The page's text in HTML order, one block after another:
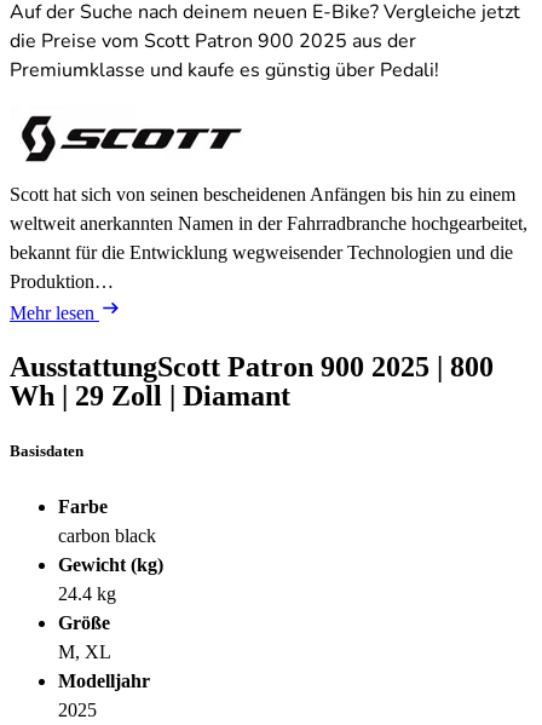
Auf der Suche nach deinem neuen E-Bike? Vergleiche jetzt
die Preise vom Scott Patron 900 2025 aus der
Premiumklasse und kaufe es günstig über Pedali!
Scott hat sich von seinen bescheidenen Anfängen bis hin zu einem
weltweit anerkannten Namen in der Fahrradbranche hochgearbeitet,
bekannt für die Entwicklung wegweisender Technologien und die
Produktion…
Mehr lesen
AusstattungScott Patron 900 2025 | 800
Wh | 29 Zoll | Diamant
Basisdaten
Farbe
carbon black
Gewicht (kg)
24.4 kg
Größe
M, XL
Modelljahr
2025